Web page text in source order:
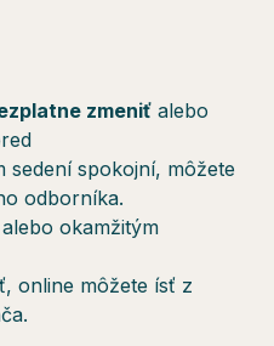
zmeniť alebo
sedení spokojní, môžete
odborníka.
okamžitým
online môžete ísť z